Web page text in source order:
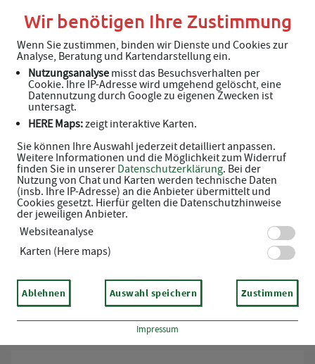
Wir benötigen Ihre Zustimmung
Wenn Sie zustimmen, binden wir Dienste und Cookies zur
Analyse, Beratung und Kartendarstellung ein.
Nutzungsanalyse misst das Besuchsverhalten per
Cookie. Ihre IP-Adresse wird umgehend gelöscht, eine
Datennutzung durch Google zu eigenen Zwecken ist
untersagt.
HERE Maps:zeigt interaktive Karten.
Sie können Ihre Auswahl jederzeit detailliert anpassen.
Weitere Informationen und die Möglichkeit zum Widerruf
finden Sie in unserer Datenschutzerklärung. Bei der
Nutzung von Chat und Karten werden technische Daten
(insb. Ihre IP-Adresse) an die Anbieter übermittelt und
Cookies gesetzt. Hierfür gelten die Datenschutzhinweise
der jeweiligen Anbieter.
Websiteanalyse
Karten (Here maps)
Ablehnen Auswahl speichern Zustimmen
Impressum
Unverbindliche Arzneimittel-
Reservierung
Rosen-Apotheke
Solterbergstr. 188 C, 32602 Vlotho
Eine Bearbeitung und Abholung der unverbindlichen Arzneimittel-
Reservierung ist nur während der Öffnungszeiten möglich.